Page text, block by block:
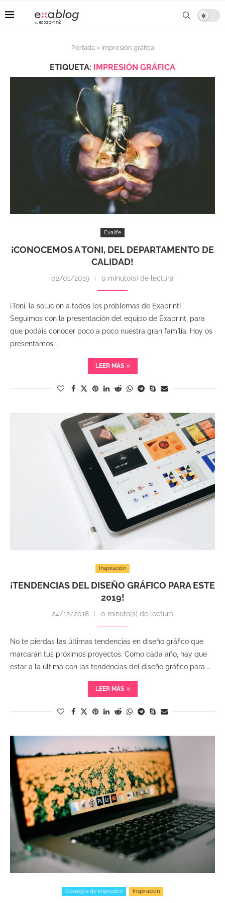
Portada» Impresión gráfica
ETIQUETA: IMPRESIÓN GRÁFICA
Exalife
¡CONOCEMOS A TONI, DEL DEPARTAMENTO DE
CALIDAD!
02/01/2019 0 minuto(s) de lectura
¡Toni, la solución a todos los problemas de Exaprint!
Seguimos con la presentación del equipo de Exaprint, para
que podáis conocer poco a poco nuestra gran família. Hoy os
presentamos …
LEER MÁS
Inspiración
¡TENDENCIAS DEL DISEÑO GRÁFICO PARA ESTE
2019!
24/12/2018 0 minuto(s) de lectura
No te pierdas las últimas tendencias en diseño gráfico que
marcarán tus próximos proyectos. Como cada año, hay que
estar a la última con las tendencias del diseño gráfico para …
LEER MÁS
Consejos de impresión Inspiración